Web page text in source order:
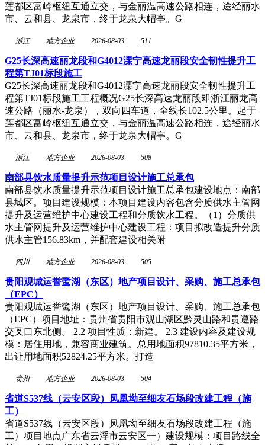
莲都区富岭枢纽互通立交，与金丽温高速公路相连，途经丽水
市、云和县、龙泉市，终于龙泉大帽亭。G
浙江 地方企业 2026-08-03 511
G25长深高速丽龙段和G4012溧宁高速龙丽段安全韧性提升工
程第TJ01标段施工
G25长深高速丽龙段和G4012溧宁高速龙丽段安全韧性提升工
程第TJ01标段施工工程概况G25长深高速龙丽段即浙江丽龙高
速公路（丽水-龙泉），双向四车道，全线长102.5公里。起于
莲都区富岭枢纽互通立交，与金丽温高速公路相连，途经丽水
市、云和县、龙泉市，终于龙泉大帽亭。G
浙江 地方企业 2026-08-03 508
南部县饮水质量提升示范项目设计施工总承包
南部县饮水质量提升示范项目设计施工总承包建设地点：南部
县城区。项目建设规模：本项目建设内容包含分质供水主管网
提升及运营维护中心建设工程和分质饮水工程。（1）分质供
水主管网提升及运营维护中心建设工程：项目拟改造提升分质
供水主管156.83km，并配套建设相关附
四川 地方企业 2026-08-03 505
贵阳观城运誉鹭湖（东区）地产项目设计、采购、施工总承包
（EPC）
贵阳观城运誉鹭湖（东区）地产项目设计、采购、施工总承包
（EPC）项目地址：贵州省贵阳市观山湖区黔灵山路和贵遵路
交叉口东北侧。 2.2 项目性质：新建。 2.3 建设内容及建设规
模：居住用地，兼容商业建筑。总用地面积97810.35平方米，
出让用地面积52824.25平方米。打造
贵州 地方企业 2026-08-03 504
省道S537线（云安区段）凤凰坳至细友石场段改建工程（施
工）
省道S537线（云安区段）凤凰坳至细友石场段改建工程（施
工）项目地点广东省云浮市云安区一）建设规模：项目路线全